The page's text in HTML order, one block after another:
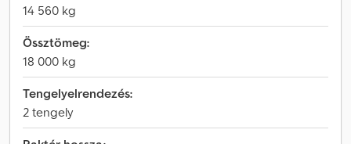
14 560 kg
Össztömeg:
18 000 kg
Tengelyelrendezés:
2 tengely